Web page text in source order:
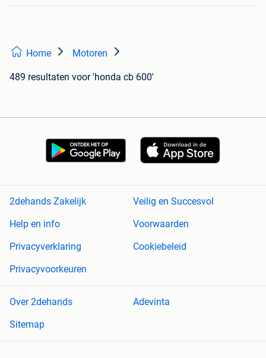
Home Motoren
489 resultaten voor 'honda cb 600'
2dehands Zakelijk
Veilig en Succesvol
Help en info
Voorwaarden
Privacyverklaring
Cookiebeleid
Privacyvoorkeuren
Over 2dehands
Adevinta
Sitemap